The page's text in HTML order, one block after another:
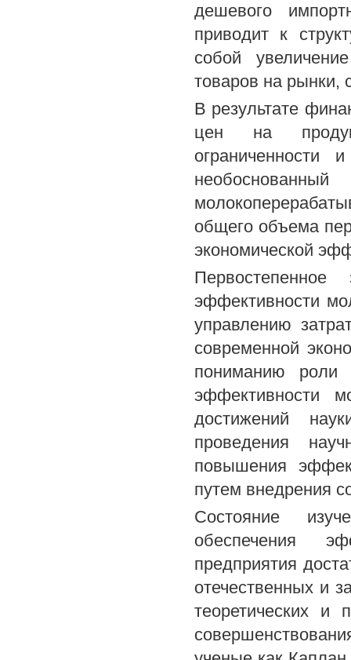
дешевого
приводит к
собой
товаров на рынки,
В результате
цен на
ограниченности
общего объема
экономической
эффективности
управлению
современной
пониманию роли
эффективности
достижений
проведения
повышения
путем внедрения
Состояние
обеспечения
предприятия
отечественных и
теоретических и